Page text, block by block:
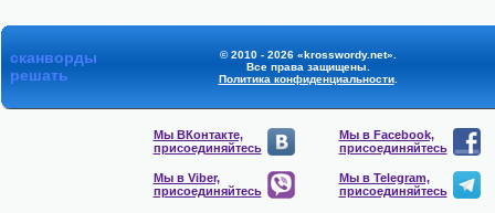
сканворды
решать
© 2010 - 2026 «krosswordy.net».
Все права защищены.
Политика конфиденциальности.
Мы ВКонтакте,
присоединяйтесь
Мы в Facebook,
присоединяйтесь
Мы в Viber,
присоединяйтесь
Мы в Telegram,
присоединяйтесь